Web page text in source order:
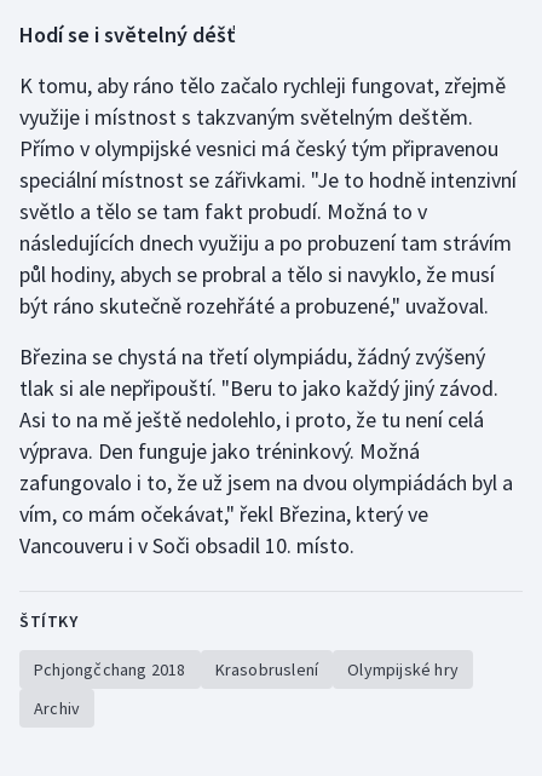
Short track
Sportovní střelba
Stolní tenis
Triatlon
Veslování
Volejbal
Ostatní
Hodí se i světelný déšť
K tomu, aby ráno tělo začalo rychleji fungovat, zřejmě
využije i místnost s takzvaným světelným deštěm.
Přímo v olympijské vesnici má český tým připravenou
speciální místnost se zářivkami. "Je to hodně intenzivní
světlo a tělo se tam fakt probudí. Možná to v
následujících dnech využiju a po probuzení tam strávím
půl hodiny, abych se probral a tělo si navyklo, že musí
být ráno skutečně rozehřáté a probuzené," uvažoval.
Březina se chystá na třetí olympiádu, žádný zvýšený
tlak si ale nepřipouští. "Beru to jako každý jiný závod.
Asi to na mě ještě nedolehlo, i proto, že tu není celá
výprava. Den funguje jako tréninkový. Možná
zafungovalo i to, že už jsem na dvou olympiádách byl a
vím, co mám očekávat," řekl Březina, který ve
Vancouveru i v Soči obsadil 10. místo.
ŠTÍTKY
Pchjongčchang 2018 Krasobruslení
Olympijské hry
Archiv